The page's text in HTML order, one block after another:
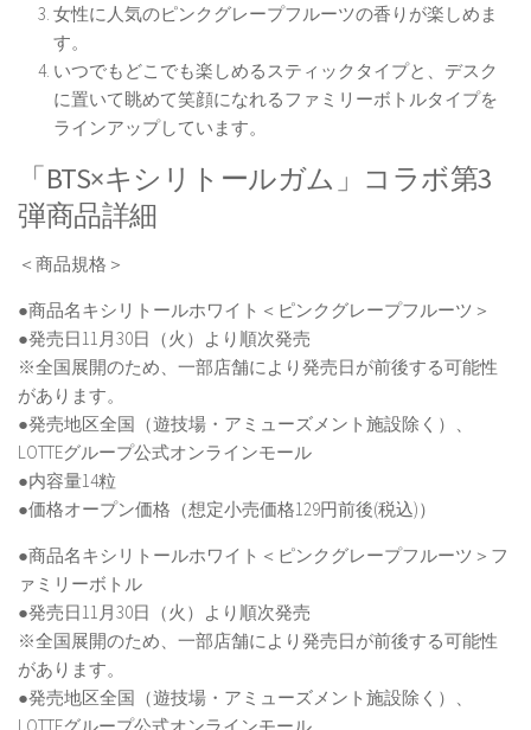
女性に人気のピンクグレープフルーツの香りが楽しめま
す。
いつでもどこでも楽しめるスティックタイプと、デスク
に置いて眺めて笑顔になれるファミリーボトルタイプを
ラインアップしています。
「BTS×キシリトールガム」コラボ第3
弾商品詳細
＜商品規格＞
●商品名キシリトールホワイト＜ピンクグレープフルーツ＞
●発売日11月30日（火）より順次発売
※全国展開のため、一部店舗により発売日が前後する可能性
があります。
●発売地区全国（遊技場・アミューズメント施設除く）、
LOTTEグループ公式オンラインモール
●内容量14粒
●価格オープン価格（想定小売価格129円前後(税込)）
●商品名キシリトールホワイト＜ピンクグレープフルーツ＞フ
ァミリーボトル
●発売日11月30日（火）より順次発売
※全国展開のため、一部店舗により発売日が前後する可能性
があります。
●発売地区全国（遊技場・アミューズメント施設除く）、